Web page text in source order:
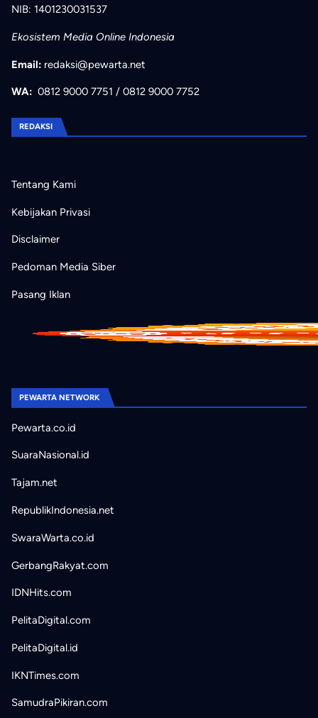
NIB: 1401230031537
Ekosistem Media Online Indonesia
Email: redaksi@pewarta.net
WA: 0812 9000 7751 / 0812 9000 7752
REDAKSI
Tentang Kami
Kebijakan Privasi
Disclaimer
Pedoman Media Siber
Pasang Iklan
PEWARTA NETWORK
Pewarta.co.id
SuaraNasional.id
Tajam.net
RepublikIndonesia.net
SwaraWarta.co.id
GerbangRakyat.com
IDNHits.com
PelitaDigital.com
PelitaDigital.id
IKNTimes.com
SamudraPikiran.com